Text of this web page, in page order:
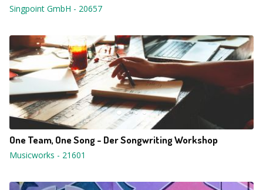
Singpoint GmbH - 20657
One Team, One Song - Der Songwriting Workshop
Musicworks - 21601